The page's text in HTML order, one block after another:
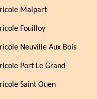
Malpart
Fouilloy
Neuville Aux Bois
Port Le Grand
Saint Ouen